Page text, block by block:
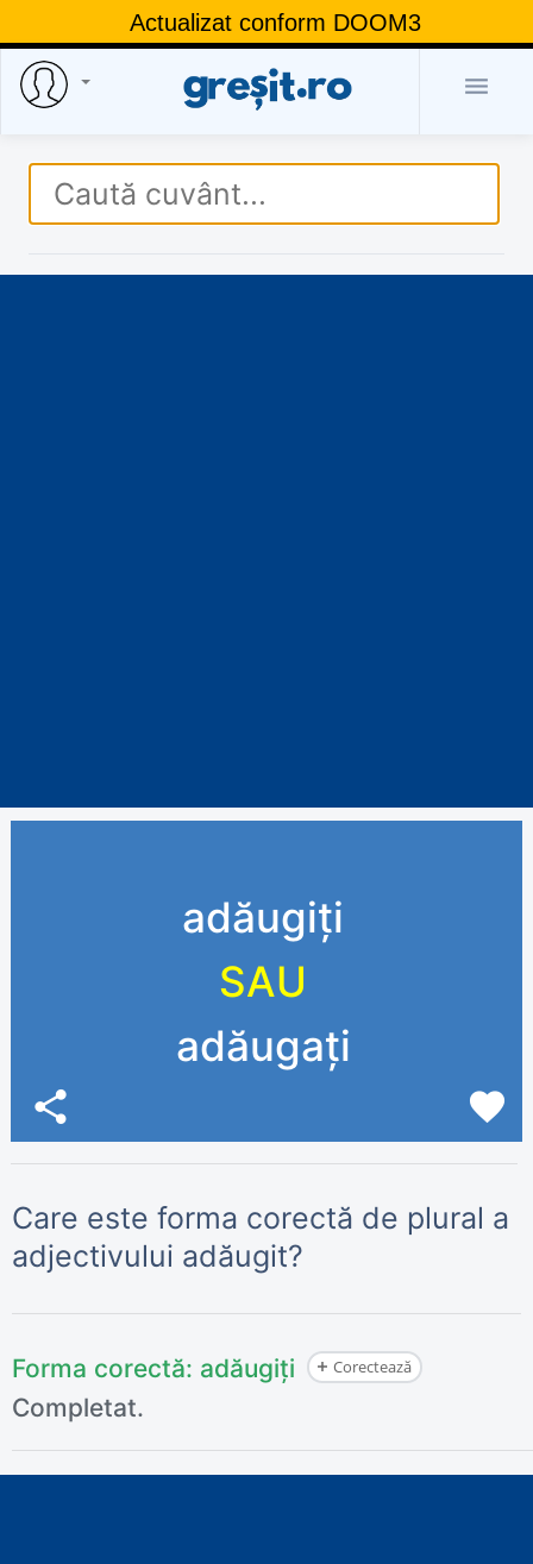
Actualizat conform DOOM3

adăugiți
SAU
adăugați
share favorite
Care este forma corectă de plural a
adjectivului adăugit?
Forma corectă: adăugiți Corectează
Completat.